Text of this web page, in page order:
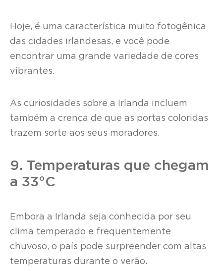
Hoje, é uma característica muito fotogênica
das cidades irlandesas, e você pode
encontrar uma grande variedade de cores
vibrantes.
As curiosidades sobre a Irlanda incluem
também a crença de que as portas coloridas
trazem sorte aos seus moradores.
9. Temperaturas que chegam
a 33°C
Embora a Irlanda seja conhecida por seu
clima temperado e frequentemente
chuvoso, o país pode surpreender com altas
temperaturas durante o verão.